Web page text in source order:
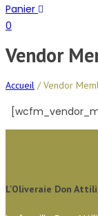
Panier
0
Vendor
Accueil / Vendor
L'Oliveraie Don